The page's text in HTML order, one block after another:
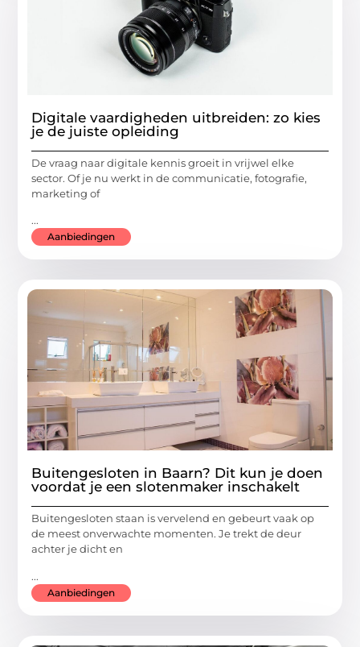
Digitale vaardigheden uitbreiden: zo kies
je de juiste opleiding
De vraag naar digitale kennis groeit in vrijwel elke
sector. Of je nu werkt in de communicatie, fotografie,
marketing of
...
Aanbiedingen
Buitengesloten in Baarn? Dit kun je doen
voordat je een slotenmaker inschakelt
Buitengesloten staan is vervelend en gebeurt vaak op
de meest onverwachte momenten. Je trekt de deur
achter je dicht en
...
Aanbiedingen